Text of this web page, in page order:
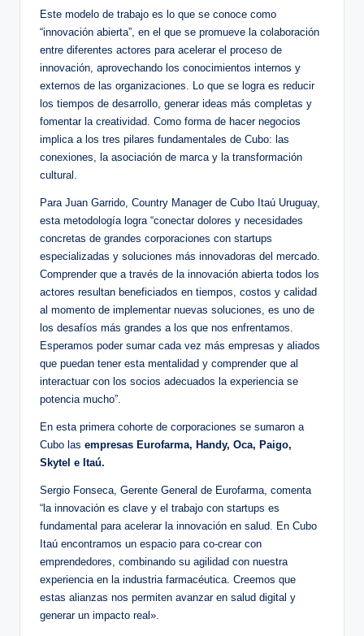
Este modelo de trabajo es lo que se conoce como
“innovación abierta”, en el que se promueve la colaboración
entre diferentes actores para acelerar el proceso de
innovación, aprovechando los conocimientos internos y
externos de las organizaciones. Lo que se logra es reducir
los tiempos de desarrollo, generar ideas más completas y
fomentar la creatividad. Como forma de hacer negocios
implica a los tres pilares fundamentales de Cubo: las
conexiones, la asociación de marca y la transformación
cultural.
Para Juan Garrido, Country Manager de Cubo Itaú Uruguay,
esta metodología logra “conectar dolores y necesidades
concretas de grandes corporaciones con startups
especializadas y soluciones más innovadoras del mercado.
Comprender que a través de la innovación abierta todos los
actores resultan beneficiados en tiempos, costos y calidad
al momento de implementar nuevas soluciones, es uno de
los desafíos más grandes a los que nos enfrentamos.
Esperamos poder sumar cada vez más empresas y aliados
que puedan tener esta mentalidad y comprender que al
interactuar con los socios adecuados la experiencia se
potencia mucho”.
En esta primera cohorte de corporaciones se sumaron a
Cubo las empresas Eurofarma, Handy, Oca, Paigo,
Skytel e Itaú.
Sergio Fonseca, Gerente General de Eurofarma, comenta
“la innovación es clave y el trabajo con startups es
fundamental para acelerar la innovación en salud. En Cubo
Itaú encontramos un espacio para co-crear con
emprendedores, combinando su agilidad con nuestra
experiencia en la industria farmacéutica. Creemos que
estas alianzas nos permiten avanzar en salud digital y
generar un impacto real».